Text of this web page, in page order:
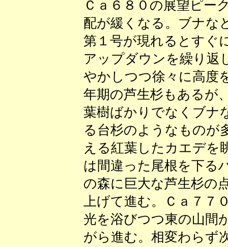
Ｃａ６８０の展望ピー
配が緩くなる。ブナな
第１号が現れるとすぐ
アップダウンを繰り返
やかしつつ徐々に高度
年期の芦生杉もあるが
葉樹ばかりでなくブナ
る台杉のようなものが
える紅葉したカエデを
は間違った尾根を下る
の森に巨大な芦生杉の
上げて進む。Ｃａ７７
光を浴びつつ東の山間
がら進む。相変わらず